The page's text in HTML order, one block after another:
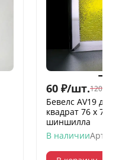
60 ₽/шт.120
Бевелс AV19
квадрат 76 х 76
шиншилла
В наличии